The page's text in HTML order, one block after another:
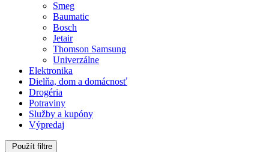
Smeg
Baumatic
Bosch
Jetair
Thomson Samsung
Univerzálne
Elektronika
Dielňa, dom a domácnosť
Drogéria
Potraviny
Služby a kupóny
Výpredaj
Použít filtre